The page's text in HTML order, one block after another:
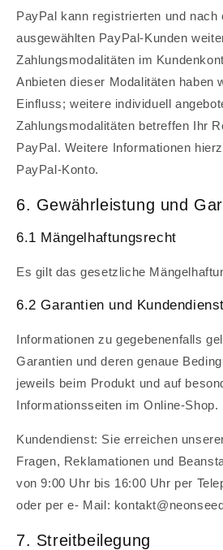
PayPal kann registrierten und nach
ausgewählten PayPal-Kunden
Zahlungsmodalitäten im
Anbieten dieser Modalitäten haben
Einfluss; weitere individuell
Zahlungsmodalitäten betreffen Ihr
PayPal. Weitere Informationen
PayPal-Konto.
6. Gewährleistung und
6.1 Mängelhaftungsrecht
Es gilt das gesetzliche
6.2 Garantien und Kundendienst
Informationen zu gegebenenfalls
Garantien und deren genaue
jeweils beim Produkt und auf
Informationsseiten im Online-Shop.
Kundendienst: Sie erreichen
Fragen, Reklamationen und
von 9:00 Uhr bis 16:00 Uhr per
oder per e- Mail:
7. Streitbeilegung